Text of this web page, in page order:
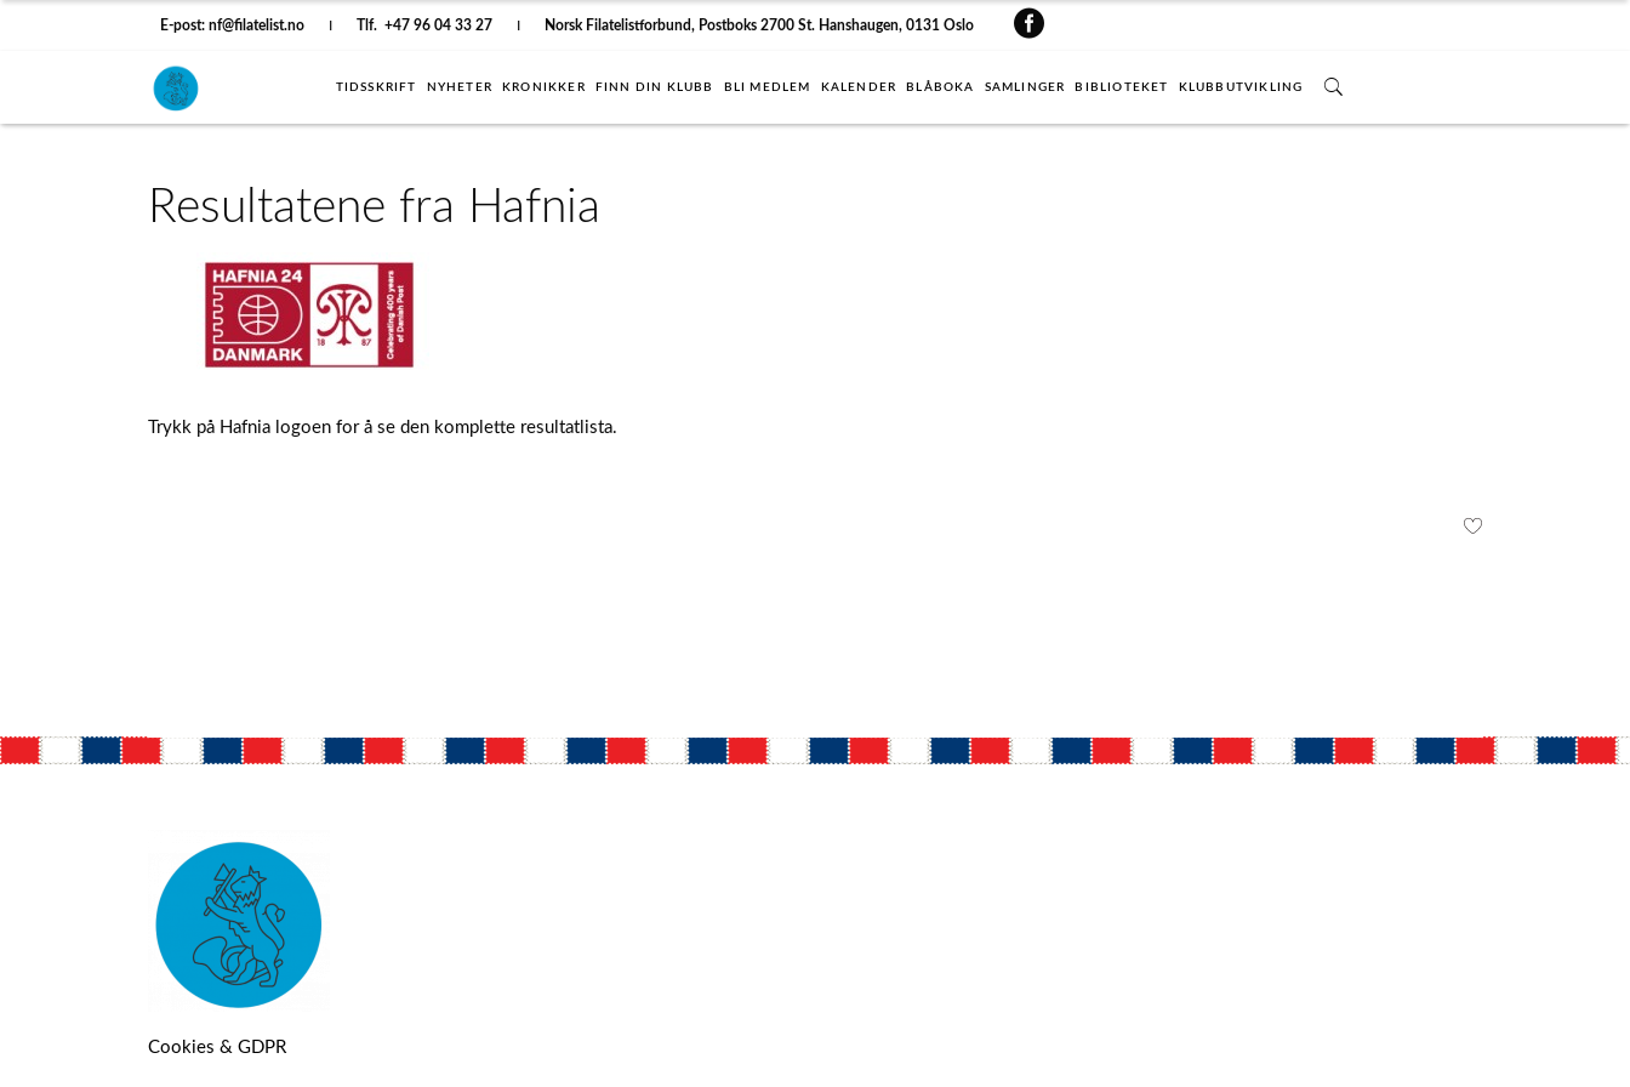
E-post: nf@filatelist.no I Tlf. +47 96 04 33 27 I Norsk Filatelistforbund, Postboks 2700 St. Hanshaugen, 0131 Oslo
TIDSSKRIFT NYHETER KRONIKKER FINN DIN KLUBB BLI MEDLEM KALENDER BLÅBOKA SAMLINGER BIBLIOTEKET KLUBBUTVIKLING
Resultatene fra Hafnia
Trykk på Hafnia logoen for å se den komplette resultatlista.
Cookies & GDPR